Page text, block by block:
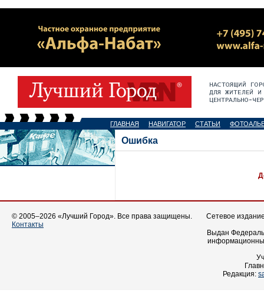
ГЛАВНАЯ НАВИГАТОР СТАТЬИ
Ошибка
© 2005–2026 «Лучший Город». Все права защищены.
Контакты
Сетевое
Выдан
Редакция: